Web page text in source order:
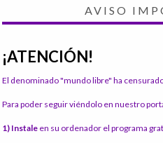
AVISO
¡ATENCIÓN!
El denominado "mundo libre" ha
Para poder seguir viéndolo en nuestro
1) Instale en su ordenador el programa